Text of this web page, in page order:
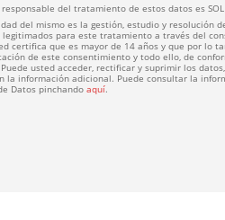
del tratamiento de estos datos es
del mismo es la gestión, estudio y resolución
legitimados para este tratamiento a través del
certifica que es mayor de 14 años y que por lo
de este consentimiento y todo ello, de
usted acceder, rectificar y suprimir los
la información adicional. Puede consultar la
Datos pinchando aquí.